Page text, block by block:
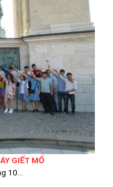
GIẾT MỔ
10...